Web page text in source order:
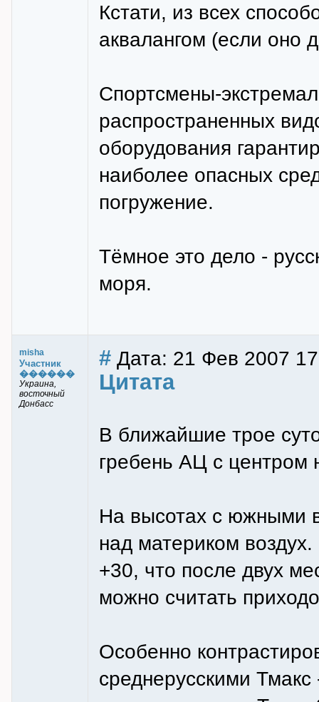
Кстати, из всех
аквалангом (если оно
Спортсмены-
распространенных
оборудования
наиболее опасных
погружение.
Тёмное это дело -
моря.
misha
Участник
������
Украина,
восточный
Донбасс
# Дата: 21 Фев 2007
Цитата
В ближайшие трое
гребень АЦ с
На высотах с южными
над материком
+30, что после двух
можно считать
Особенно
среднерусскими